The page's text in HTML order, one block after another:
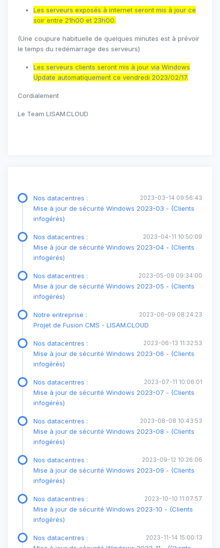
Les serveurs exposés à internet seront mis à jour ce
soir entre 21h00 et 23h00.
(Une coupure habituelle de quelques minutes est à prévoir
le temps du redémarrage des serveurs)
Les serveurs clients seront mis à jour via Windows
Update automatiquement ce vendredi 2023/02/17.
Cordialement
Le Team LISAM.CLOUD
2023-03-14 09:56:43
Nos datacentres :
Mise à jour de sécurité Windows 2023-03 - (Clients
infogérés)
2023-04-11 10:50:09
Nos datacentres :
Mise à jour de sécurité Windows 2023-04 - (Clients
infogérés)
2023-05-09 09:34:00
Nos datacentres :
Mise à jour de sécurité Windows 2023-05 - (Clients
infogérés)
2023-06-09 08:24:23
Notre entreprise :
Projet de Fusion CMS - LISAM.CLOUD
2023-06-13 11:32:53
Nos datacentres :
Mise à jour de sécurité Windows 2023-06 - (Clients
infogérés)
2023-07-11 10:06:01
Nos datacentres :
Mise à jour de sécurité Windows 2023-07 - (Clients
infogérés)
2023-08-08 10:43:53
Nos datacentres :
Mise à jour de sécurité Windows 2023-08 - (Clients
infogérés)
2023-09-12 10:26:06
Nos datacentres :
Mise à jour de sécurité Windows 2023-09 - (Clients
infogérés)
2023-10-10 11:07:57
Nos datacentres :
Mise à jour de sécurité Windows 2023-10 - (Clients
infogérés)
2023-11-14 15:00:13
Nos datacentres :